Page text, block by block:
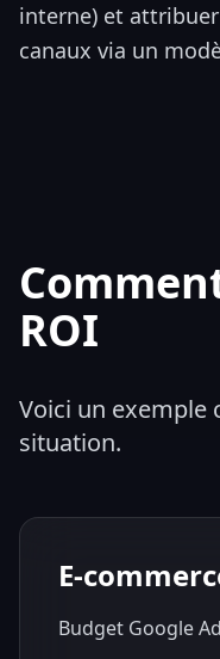
interne) et
canaux via un
ROI
Voici un exemple
situation.
E-
Budget Google